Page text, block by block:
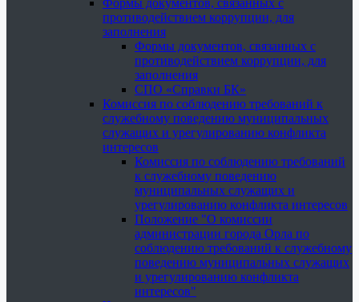
Формы документов, связанных с
противодействием коррупции, для
заполнения
Формы документов, связанных с
противодействием коррупции, для
заполнения
СПО «Справки БК»
Комиссия по соблюдению требований к
служебному поведению муниципальных
служащих и урегулированию конфликта
интересов
Комиссия по соблюдению требований
к служебному поведению
муниципальных служащих и
урегулированию конфликта интересов
Положение "О комиссии
администрации города Орла по
соблюдению требований к служебному
поведению муниципальных служащих
и урегулированию конфликта
интересов"